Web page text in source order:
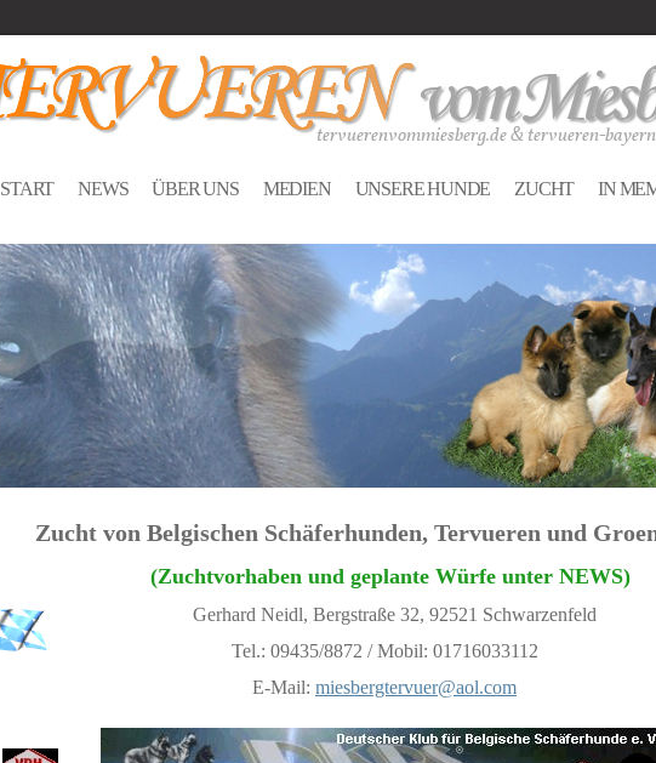
START NEWS ÜBER UNS MEDIEN UNSERE HUNDE ZUCHT IN
Zucht von Belgischen Schäferhunden, Tervueren und
(Zuchtvorhaben und geplante Würfe unter NEWS)
Gerhard Neidl, Bergstraße 32, 92521 Schwarzenfeld
Tel.: 09435/8872 / Mobil: 01716033112
E-Mail: miesbergtervuer@aol.com